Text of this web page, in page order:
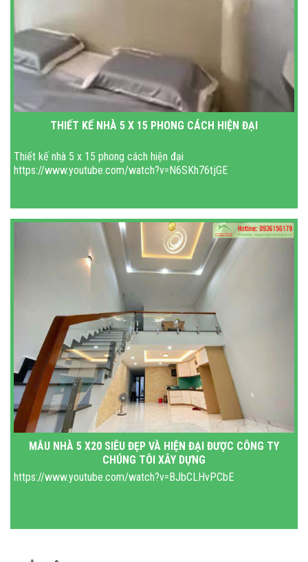
THIẾT KẾ NHÀ 5 X 15 PHONG CÁCH HIỆN ĐẠI
Thiết kế nhà 5 x 15 phong cách hiện đại
https://www.youtube.com/watch?v=N6SKh76tjGE
MẪU NHÀ 5 X20 SIÊU ĐẸP VÀ HIỆN ĐẠI ĐƯỢC CÔNG TY
CHÚNG TÔI XÂY DỰNG
https://www.youtube.com/watch?v=BJbCLHvPCbE